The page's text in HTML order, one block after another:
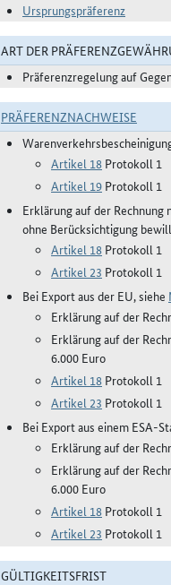
Ursprungspräferenz
ART DER
Präferenzregelung auf
PRÄFERENZNACHWEISE
Artikel 18 Protokoll 1
Artikel 19 Protokoll 1
Erklärung auf der
ohne Berücksichtigung
Artikel 18 Protokoll 1
Artikel 23 Protokoll 1
Bei Export aus der EU, siehe
Erklärung auf der
Erklärung auf der
6.000 Euro
Artikel 18 Protokoll 1
Artikel 23 Protokoll 1
Bei Export aus einem ESA-
Erklärung auf der
Erklärung auf der
6.000 Euro
Artikel 18 Protokoll 1
Artikel 23 Protokoll 1
GÜLTIGKEITSFRIST